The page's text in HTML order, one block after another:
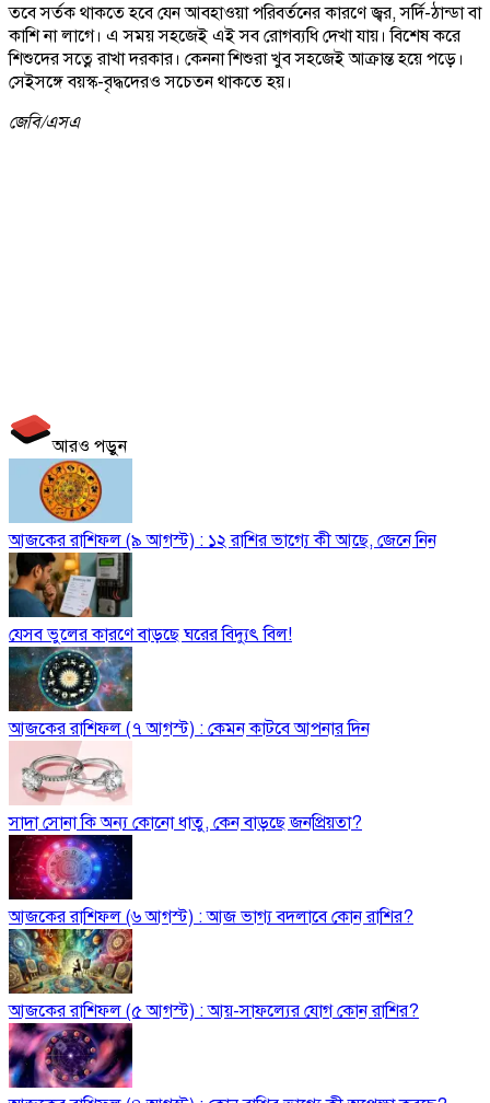
তবে সর্তক থাকতে হবে যেন আবহাওয়া পরিবর্তনের কারণে জ্বর, সর্দি-ঠান্ডা বা
কাশি না লাগে। এ সময় সহজেই এই সব রোগব্যধি দেখা যায়। বিশেষ করে
শিশুদের সত্নে রাখা দরকার। কেননা শিশুরা খুব সহজেই আক্রান্ত হয়ে পড়ে।
সেইসঙ্গে বয়স্ক-বৃদ্ধদেরও সচেতন থাকতে হয়।
জেবি/এসএ
আরও পড়ুন
আজকের রাশিফল (৯ আগস্ট) : ১২ রাশির ভাগ্যে কী আছে, জেনে নিন
যেসব ভুলের কারণে বাড়ছে ঘরের বিদ্যুৎ বিল!
আজকের রাশিফল (৭ আগস্ট) : কেমন কাটবে আপনার দিন
সাদা সোনা কি অন্য কোনো ধাতু, কেন বাড়ছে জনপ্রিয়তা?
আজকের রাশিফল (৬ আগস্ট) : আজ ভাগ্য বদলাবে কোন রাশির?
আজকের রাশিফল (৫ আগস্ট) : আয়-সাফল্যের যোগ কোন রাশির?